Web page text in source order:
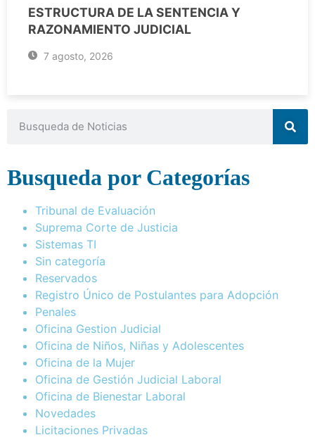
ESTRUCTURA DE LA SENTENCIA Y
RAZONAMIENTO JUDICIAL
7 agosto, 2026
Busqueda por Categorías
Tribunal de Evaluación
Suprema Corte de Justicia
Sistemas TI
Sin categoría
Reservados
Registro Único de Postulantes para Adopción
Penales
Oficina Gestion Judicial
Oficina de Niños, Niñas y Adolescentes
Oficina de la Mujer
Oficina de Gestión Judicial Laboral
Oficina de Bienestar Laboral
Novedades
Licitaciones Privadas